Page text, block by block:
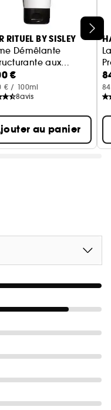
RITUEL BY SISLEY
Démêlante
aux
de Coton
€
€ / 100ml
8avis
au panier